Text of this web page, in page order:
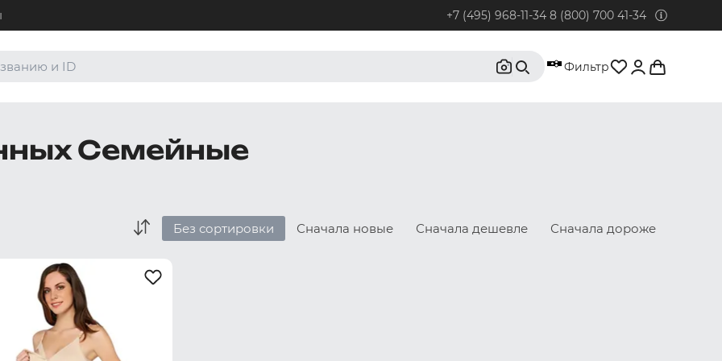
+7 (495) 968-11-34 8 (800) 700 41-34
По любым интересующим вопросам
Фильтр
Семейные
Без сортировки Сначала новые Сначала дешевле Сначала дороже